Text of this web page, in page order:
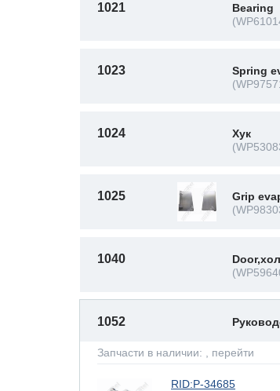
1021
Bearing
1023
Spring
1024
Хук
1025
Grip
1040
1052
Запчасти в наличии: , перейти
RID:P-34685